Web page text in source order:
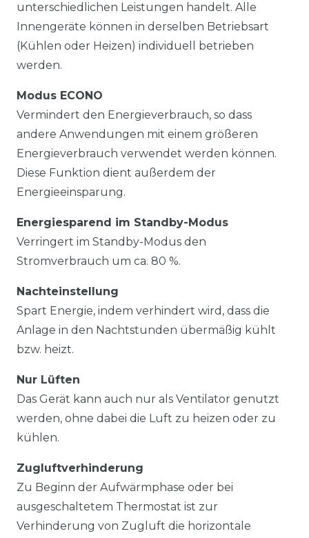
unterschiedlichen Leistungen handelt. Alle
Innengeräte können in derselben Betriebsart
(Kühlen oder Heizen) individuell betrieben
werden.
Modus ECONO
Vermindert den Energieverbrauch, so dass
andere Anwendungen mit einem größeren
Energieverbrauch verwendet werden können.
Diese Funktion dient außerdem der
Energieeinsparung.
Energiesparend im Standby-Modus
Verringert im Standby-Modus den
Stromverbrauch um ca. 80 %.
Nachteinstellung
Spart Energie, indem verhindert wird, dass die
Anlage in den Nachtstunden übermäßig kühlt
bzw. heizt.
Nur Lüften
Das Gerät kann auch nur als Ventilator genutzt
werden, ohne dabei die Luft zu heizen oder zu
kühlen.
Zugluftverhinderung
Zu Beginn der Aufwärmphase oder bei
ausgeschaltetem Thermostat ist zur
Verhinderung von Zugluft die horizontale